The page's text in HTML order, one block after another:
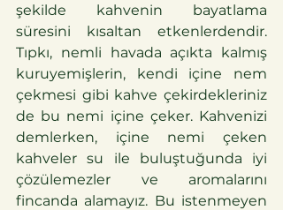
şekilde kahvenin bayatlama
süresini kısaltan etkenlerdendir.
Tıpkı, nemli havada açıkta kalmış
kuruyemişlerin, kendi içine nem
çekmesi gibi kahve çekirdekleriniz
de bu nemi içine çeker. Kahvenizi
demlerken, içine nemi çeken
kahveler su ile buluştuğunda iyi
çözülemezler ve aromalarını
fincanda alamayız. Bu istenmeyen